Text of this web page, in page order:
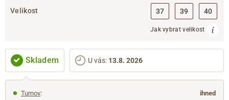
Velikost 37 39 40
Jak vybrat velikost
Skladem U vás: 13.8. 2026
Turnov:
ihned